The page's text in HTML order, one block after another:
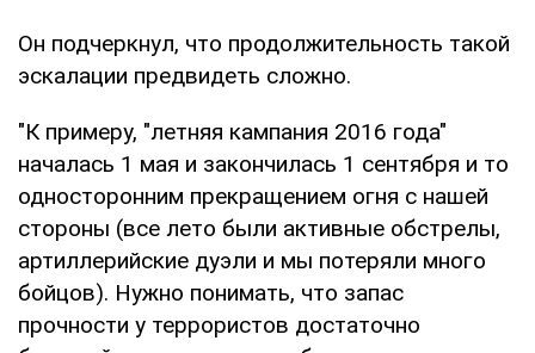
Он подчеркнул, что продолжительность такой
эскалации предвидеть сложно.
"К примеру, "летняя кампания 2016 года"
началась 1 мая и закончилась 1 сентября и то
односторонним прекращением огня с нашей
стороны (все лето были активные обстрелы,
артиллерийские дуэли и мы потеряли много
бойцов). Нужно понимать, что запас
прочности у террористов достаточно